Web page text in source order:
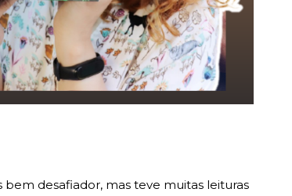
desafiador, mas teve muitas leituras